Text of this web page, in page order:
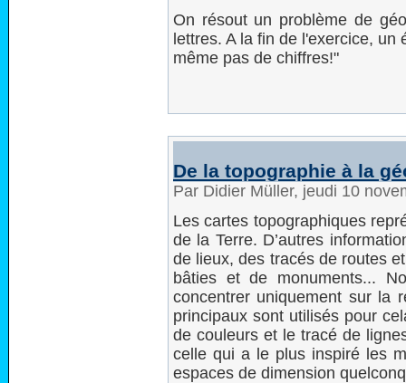
On résout un problème de
lettres. A la fin de l'exercice,
même pas de chiffres!"
De la topographie à la
Par Didier Müller, jeudi 10
Les cartes topographiques
de la Terre. D’autres
de lieux, des tracés de routes
bâties et de monuments...
concentrer uniquement sur la
principaux sont utilisés pour
de couleurs et le tracé de
celle qui a le plus inspiré les
espaces de dimension